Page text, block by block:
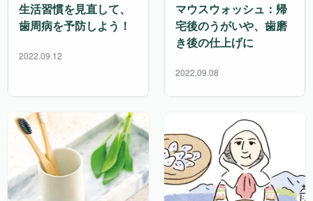
生活習慣を見直して、
歯周病を予防しよう！
2022.09.12
マウスウォッシュ：帰
宅後のうがいや、歯磨
き後の仕上げに
2022.09.08